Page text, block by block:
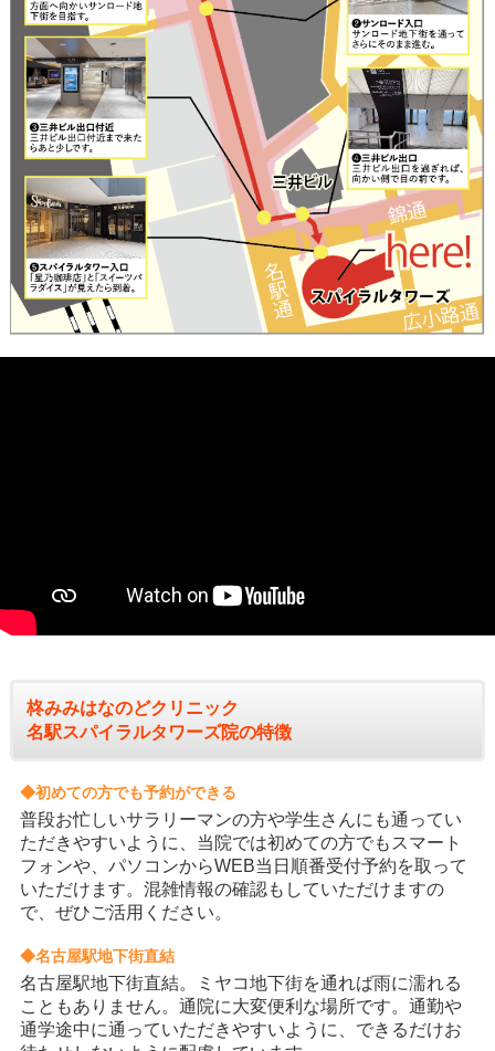
柊みみはなのどクリニック
名駅スパイラルタワーズ院の特徴
◆初めての方でも予約ができる
普段お忙しいサラリーマンの方や学生さんにも通ってい
ただきやすいように、当院では初めての方でもスマート
フォンや、パソコンからWEB当日順番受付予約を取って
いただけます。混雑情報の確認もしていただけますの
で、ぜひご活用ください。
◆名古屋駅地下街直結
名古屋駅地下街直結。ミヤコ地下街を通れば雨に濡れる
こともありません。通院に大変便利な場所です。通勤や
通学途中に通っていただきやすいように、できるだけお